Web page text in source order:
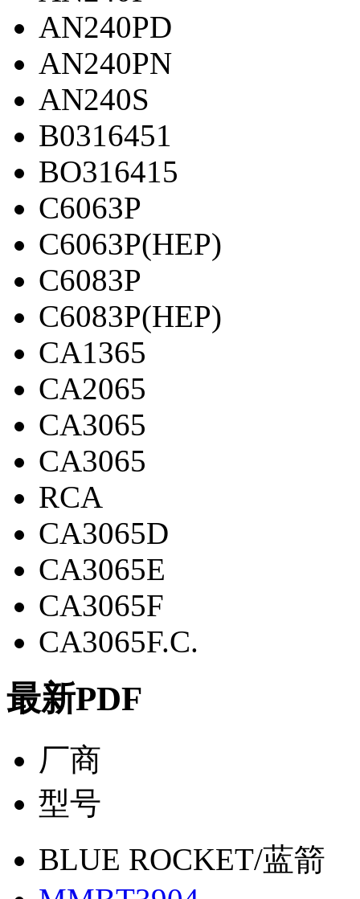
AN240PD
AN240PN
AN240S
B0316451
BO316415
C6063P
C6063P(HEP)
C6083P
C6083P(HEP)
CA1365
CA2065
CA3065
CA3065
RCA
CA3065D
CA3065E
CA3065F
CA3065F.C.
最新PDF
厂商
型号
BLUE ROCKET/蓝箭